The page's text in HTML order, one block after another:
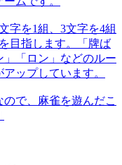
字を1組、3文字を4組
目指します。「牌ば
「ロン」などのルー
ップしています。
で、麻雀を遊んだこ